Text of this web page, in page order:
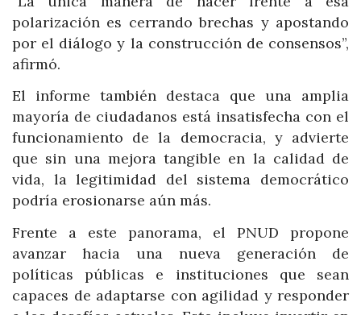
polarización es cerrando brechas y apostando
por el diálogo y la construcción de consensos”,
afirmó.
El informe también destaca que una amplia
mayoría de ciudadanos está insatisfecha con el
funcionamiento de la democracia, y advierte
que sin una mejora tangible en la calidad de
vida, la legitimidad del sistema democrático
podría erosionarse aún más.
Frente a este panorama, el PNUD propone
avanzar hacia una nueva generación de
políticas públicas e instituciones que sean
capaces de adaptarse con agilidad y responder